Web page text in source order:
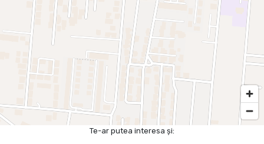
Te-ar putea interesa și: